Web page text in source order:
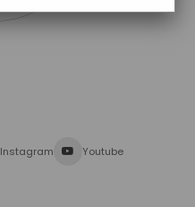
Instagram Youtube